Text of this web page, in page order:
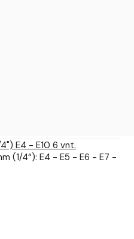
E4 - E10 6 vnt.
(1/4“): E4 - E5 - E6 - E7 -